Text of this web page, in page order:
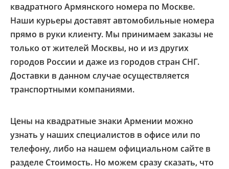
квадратного Армянского номера по Москве.
Наши курьеры доставят автомобильные номера
прямо в руки клиенту. Мы принимаем заказы не
только от жителей Москвы, но и из других
городов России и даже из городов стран СНГ.
Доставки в данном случае осуществляется
транспортными компаниями.
Цены на квадратные знаки Армении можно
узнать у наших специалистов в офисе или по
телефону, либо на нашем официальном сайте в
разделе Стоимость. Но можем сразу сказать, что